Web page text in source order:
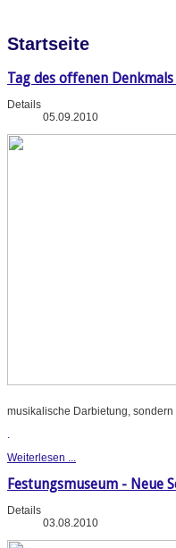
Startseite
Tag des offenen
Details
05.09.2010
musikalische Darbietung,
Weiterlesen ...
Festungsmuseum - Neue
Details
03.08.2010